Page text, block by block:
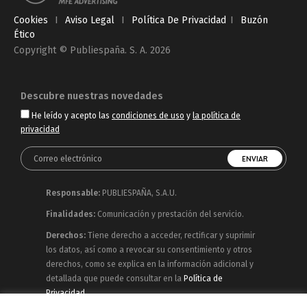
Cookies I Aviso Legal I Política De Privacidad I
Buzón
Ético
Copyright © Publiespaña. S. A. 2026
Descubre nuestras novedades
He leído y acepto las condiciones de uso y la política de
privacidad
Responsable: PUBLIESPAÑA, S.A.U.
Finalidades: Comunicación y prestación del servicio.
Derechos: Tiene derecho a acceder, rectificar y suprimir
los datos, así como a revocar su consentimiento y otros
derechos, como se explica en la información adicional y
detallada que puede consultar en la Política de
Privacidad